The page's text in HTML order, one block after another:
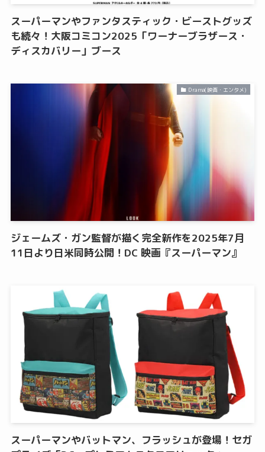
スーパーマンやファンタスティック・ビーストグッズ
も続々！大阪コミコン2025「ワーナーブラザース・
ディスカバリー」ブース
Drama(映画・エンタメ)
ジェームズ・ガン監督が描く完全新作を2025年7月
11日より日米同時公開！DC 映画『スーパーマン』
スーパーマンやバットマン、フラッシュが登場！セガ